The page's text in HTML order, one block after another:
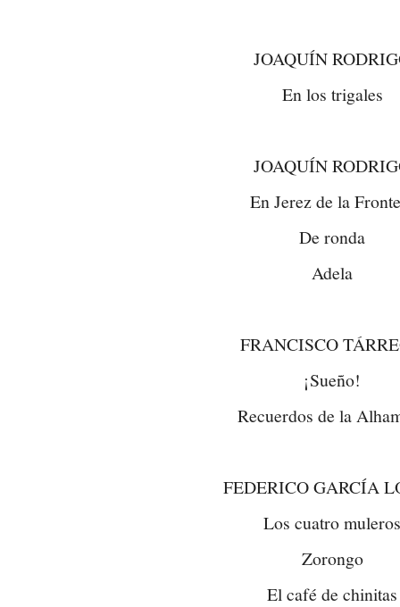
JOAQUÍN
En los trigales
JOAQUÍN
En Jerez de la
De ronda
Adela
FRANCISCO
¡Sueño!
Recuerdos de la
FEDERICO GARCÍA
Los cuatro
Zorongo
El café de chinitas